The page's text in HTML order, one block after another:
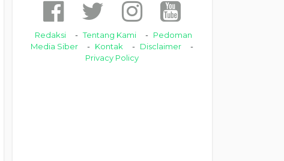
Redaksi Tentang Kami
Pedoman
Media Siber
Kontak
Disclaimer
Privacy Policy